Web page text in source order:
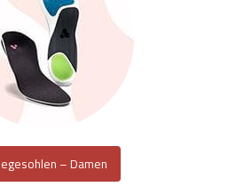
– Damen